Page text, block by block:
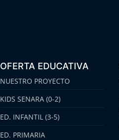
OFERTA EDUCATIVA
NUESTRO PROYECTO
KIDS SENARA (0-2)
ED. INFANTIL (3-5)
ED. PRIMARIA